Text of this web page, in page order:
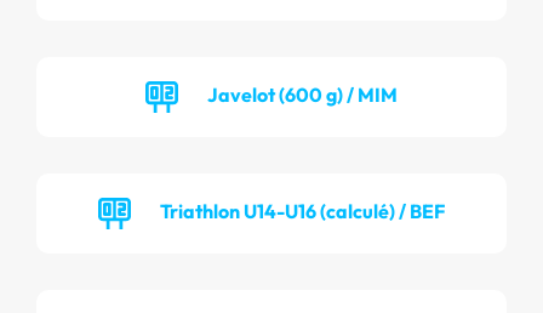
Javelot (600 g) / MIM
Triathlon U14-U16 (calculé) / BEF